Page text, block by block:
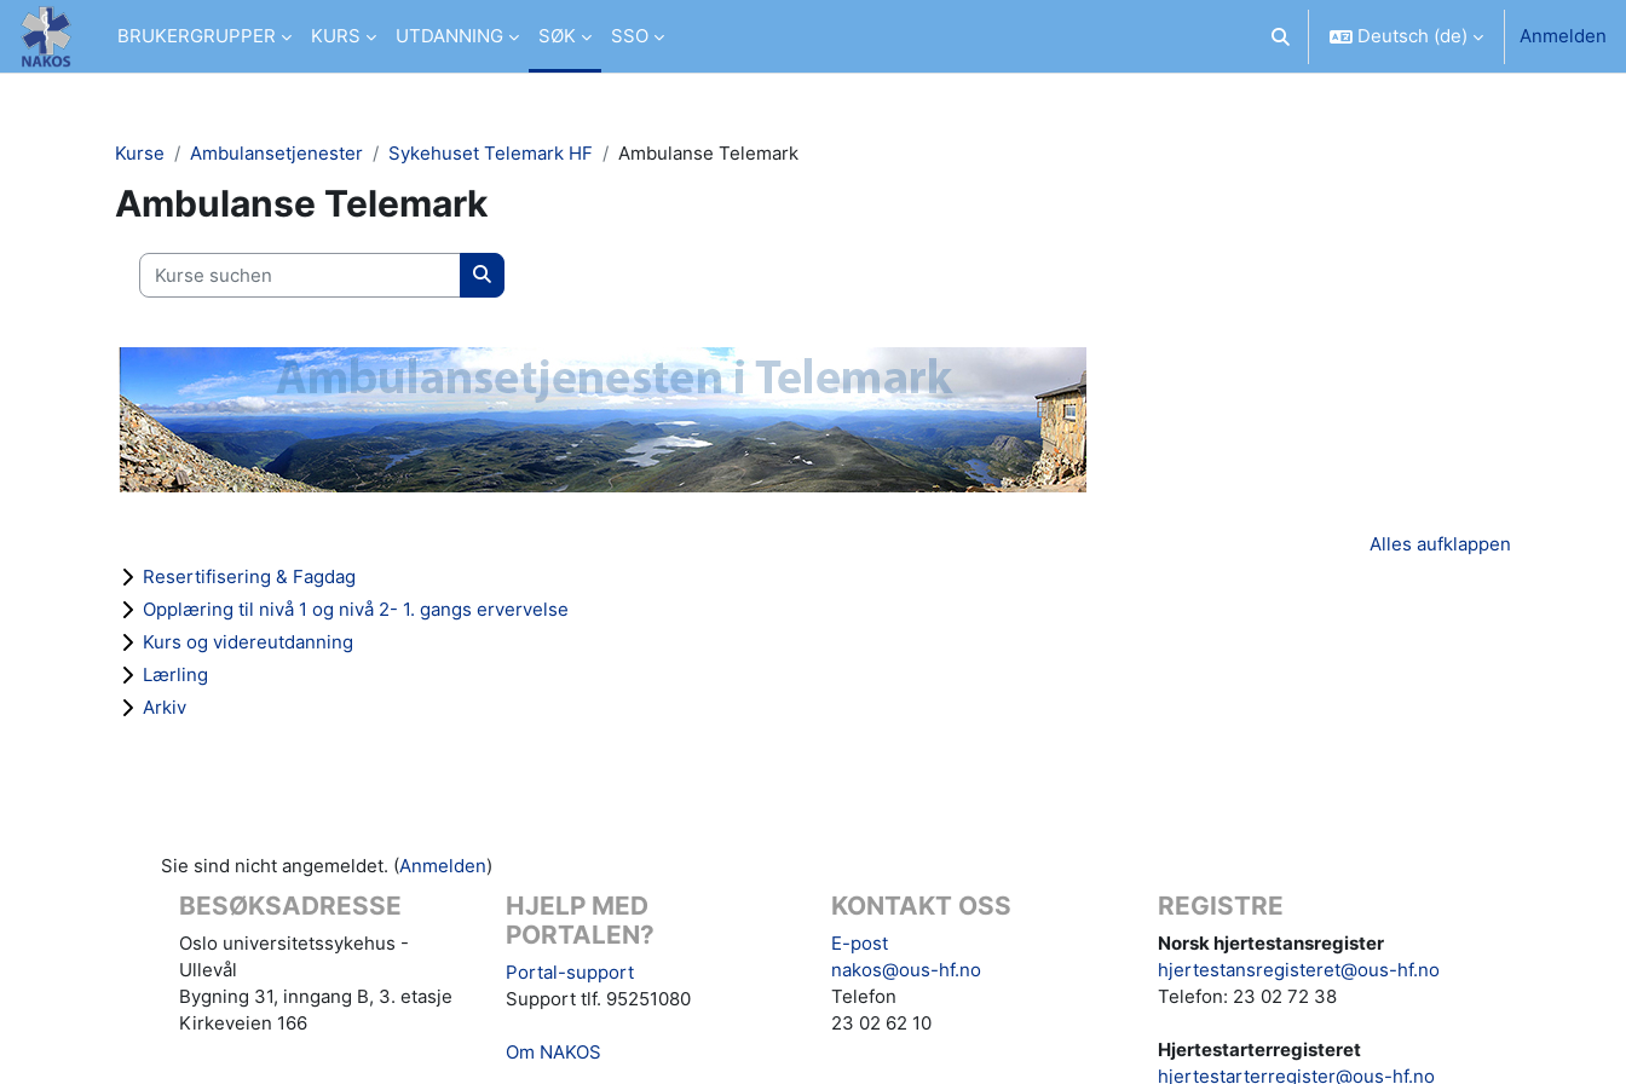
Zum Hauptinhalt
BRUKERGRUPPER
KURS UTDANNING SØK SSO Sucheingabe umschalten
Deutsch ‎(de)‎ Anmelden
Kurse Ambulansetjenester Sykehuset Telemark HF Ambulanse Telemark
Ambulanse Telemark
Kurse suchen
Kurse suchen
Alles aufklappen
Resertifisering & Fagdag
Opplæring til nivå 1 og nivå 2- 1. gangs ervervelse
Kurs og videreutdanning
Lærling
Arkiv
Sie sind nicht angemeldet. (Anmelden)
BESØKSADRESSE
Oslo universitetssykehus -
Ullevål
Bygning 31, inngang B, 3. etasje
Kirkeveien 166
HJELP MED
PORTALEN?
Portal-support
Support tlf. 95251080
Om NAKOS
KONTAKT OSS
E-post
nakos@ous-hf.no
Telefon
23 02 62 10
REGISTRE
Norsk hjertestansregister
hjertestansregisteret@ous-hf.no
Telefon: 23 02 72 38
Hjertestarterregisteret
hjertestarterregister@ous-hf.no